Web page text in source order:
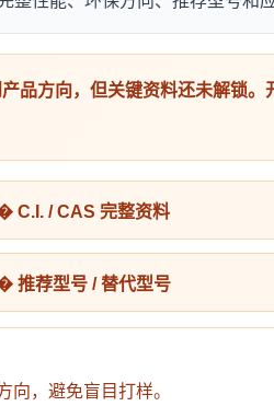
品方向，但关键资料还未解锁
/ CAS 完整资料
荐型号 / 替代型号
向，避免盲目打样。